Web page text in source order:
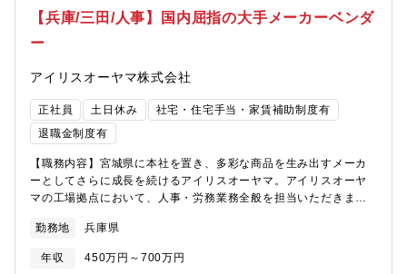
いて、貿易環境・業務プロセスの変化伴うIT仕様の最新化、また
更なる業務効率化・標準化に向けたプロセス改善のためのソリュ
ーション提案を行う【具体的業務】：・IT部門との「システム運
否決定、開発対応推進スケジュール調整＆推進■輸出、もしくは輸
入取引いずれかで担当を持ち、事業場からの新規取引開始相談に
対し、最適な貿易取引条件と業務プロセスを提案する、コンサル
ティング業務【具体的業務】 ・対象国での貿易環境を踏まえ、
社内経理ルールやITインフラ活用、物流面等の様々な観点から、
新規取引立ち上げを支援・貿易オペレーション委託先（株近鉄ト
レーディングサービス）、及び海外貿易物流拠点との、輸出・輸
入業務プロセス設計・部内関連部門と連携し、グループ内契約運
易・海外物流企画部 貿易プロセスデザイン課 【部のミッショ
ン】パナソニックグループのサプライチェーンがグローバル化す
【兵庫/三田/人事】国内屈指の大手メーカーベンダ
ー
アイリスオーヤマ株式会社
正社員 土日休み
社宅・住宅手当・家賃補助制度有
退職金制度有
【職務内容】宮城県に本社を置き、多彩な商品を生み出すメーカ
ーとしてさらに成長を続けるアイリスオーヤマ。アイリスオーヤ
マの工場拠点において、人事・労務業務全般を担当いただきま
労務、教育など幅広く担当いただくポジションです。人事の専門
性を活かしながら、「工場経営を人の面から支えるパートナー」
として幅広く活躍いただきます。◇人事・労務管理・労務管理、
勤務地 兵庫県
年収 450万円～700万円